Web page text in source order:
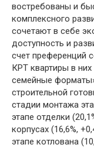
востребованы и
комплексного
сочетают в себе
доступность и
счет преференций
КРТ квартиры в
семейные
строительной
стадии монтажа
этапе отделки
корпусах (16,6%,
этапе котлована